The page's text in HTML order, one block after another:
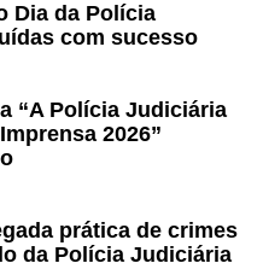
Dia da Polícia
com sucesso
“A Polícia Judiciária
2026”
prática de crimes
da Polícia Judiciária